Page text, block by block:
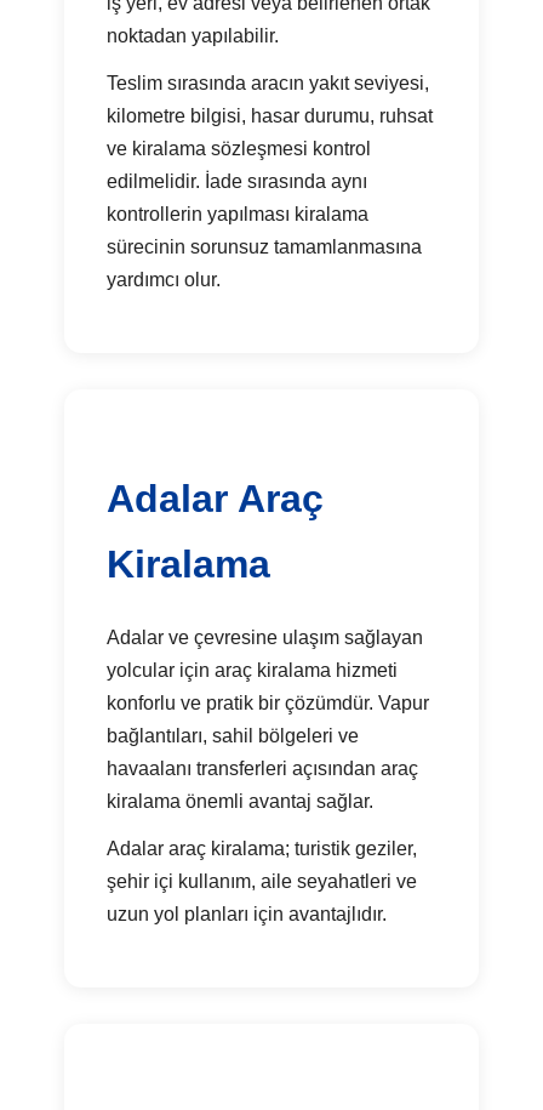
noktadan yapılabilir.
Teslim sırasında aracın yakıt seviyesi,
kilometre bilgisi, hasar durumu, ruhsat
ve kiralama sözleşmesi kontrol
edilmelidir. İade sırasında aynı
kontrollerin yapılması kiralama
sürecinin sorunsuz tamamlanmasına
yardımcı olur.
Adalar Araç
Kiralama
Adalar ve çevresine ulaşım sağlayan
yolcular için araç kiralama hizmeti
konforlu ve pratik bir çözümdür. Vapur
bağlantıları, sahil bölgeleri ve
havaalanı transferleri açısından araç
kiralama önemli avantaj sağlar.
Adalar araç kiralama; turistik geziler,
şehir içi kullanım, aile seyahatleri ve
uzun yol planları için avantajlıdır.